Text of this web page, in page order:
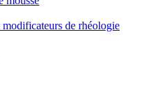
modificateurs de rhéologie